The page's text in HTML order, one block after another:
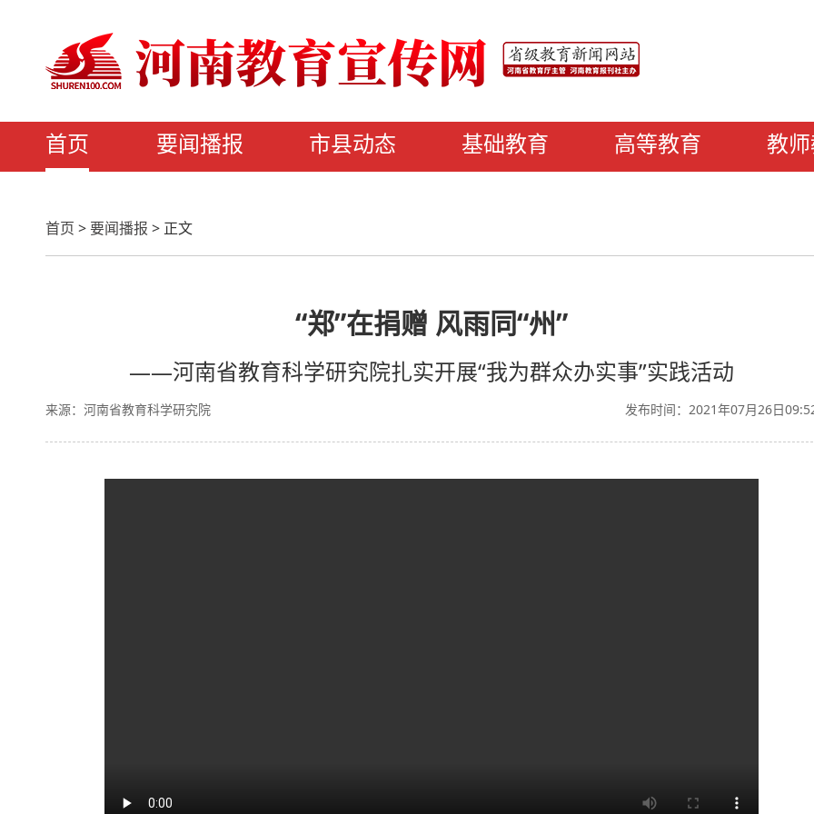
首页 要闻播报 市县动态 基础教育 高等教育 教
首页 >要闻播报 > 正文
“郑”在捐赠 风雨同“州”
——河南省教育科学研究院扎实开展“我为群众办实事”实践活动
发布时间：2021年07月26日
来源：河南省教育科学研究院